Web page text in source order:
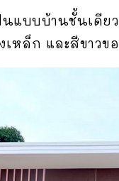
แบบบ้านชั้นเดีย
เหล็ก และสีขาวข